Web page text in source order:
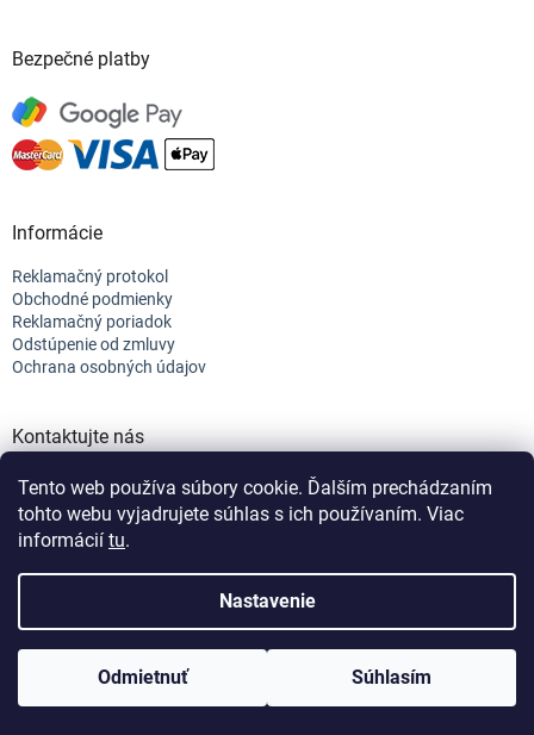
Tento web používa súbory cookie. Ďalším prechádzaním
tohto webu vyjadrujete súhlas s ich používaním. Viac
informácií tu.
Nastavenie
Odmietnuť Súhlasím
Bezpečné platby
Informácie
Reklamačný protokol
Obchodné podmienky
Reklamačný poriadok
Odstúpenie od zmluvy
Ochrana osobných údajov
Kontaktujte nás
+421 944 682 154
info@efix.top
. Všetky práva vyhradené.
cookiesNastavenie | Úprava | Custom =Netmedia s.r.o.